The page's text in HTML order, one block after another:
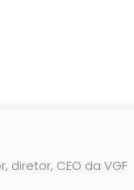
CEO da VGF